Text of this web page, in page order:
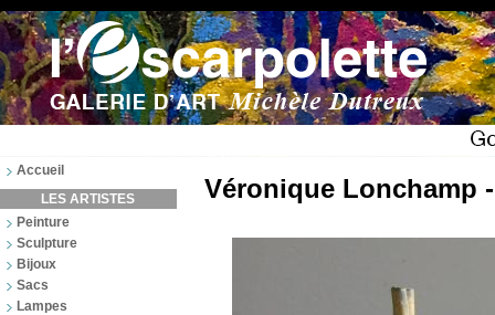
Accueil
LES ARTISTES
Peinture
Sculpture
Bijoux
Sacs
Lampes
Véronique Lonchamp